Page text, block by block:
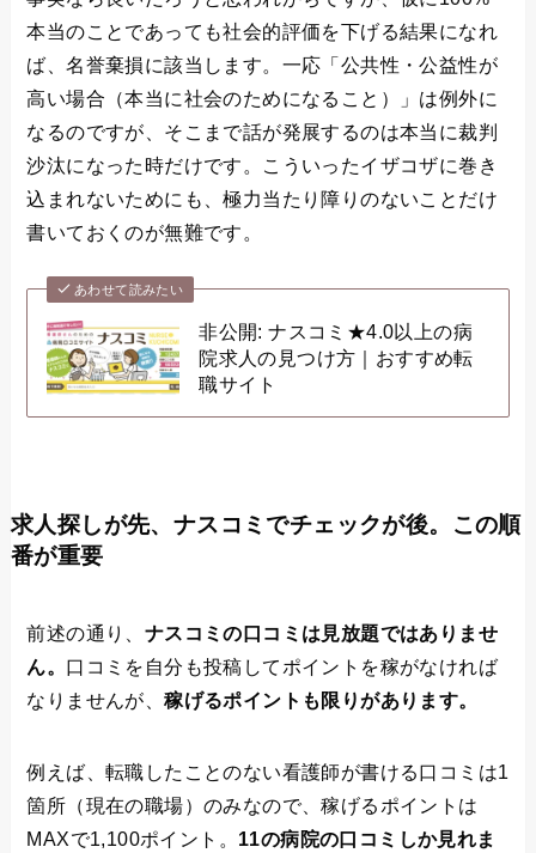
本当のことであっても社会的評価を下げる結果になれ
ば、名誉棄損に該当します。一応「公共性・公益性が
高い場合（本当に社会のためになること）」は例外に
なるのですが、そこまで話が発展するのは本当に裁判
沙汰になった時だけです。こういったイザコザに巻き
込まれないためにも、極力当たり障りのないことだけ
書いておくのが無難です。
あわせて読みたい
非公開: ナスコミ★4.0以上の病
院求人の見つけ方｜おすすめ転
職サイト
求人探しが先、ナスコミでチェックが後。この順
番が重要
前述の通り、 ナスコミの口コミは見放題ではありませ
ん。 口コミを自分も投稿してポイントを稼がなければ
なりませんが、稼げるポイントも限りがあります。
例えば、転職したことのない看護師が書ける口コミは1
箇所（現在の職場）のみなので、稼げるポイントは
MAXで1,100ポイント。 11の病院の口コミしか見れま